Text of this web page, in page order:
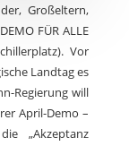
Großeltern,
FÜR ALLE
Vor
Landtag es
Regierung will
April-Demo –
„Akzeptanz